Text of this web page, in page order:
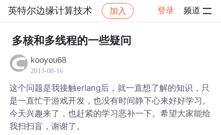
英特尔边缘计算技术 加入 登录 频道
社区 英特尔边缘计算技术
多核和多线程的一些疑问
kooyou68
2013-08-16
这个问题是我接触erlang后，就一直想了解的知识，只
是一直忙于游戏开发，也没有时间静下心来好好学习。
今天兴趣来了，也赶紧的学习恶补一下。希望大家能给
我扫扫盲，谢谢了。